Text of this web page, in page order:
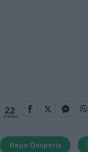
22
SHARES
Θέμα Onsports